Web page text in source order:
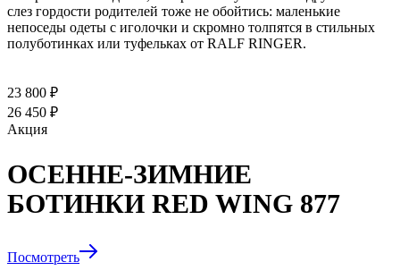
слез гордости родителей тоже не обойтись: маленькие
непоседы одеты с иголочки и скромно толпятся в стильных
полуботинках или туфельках от RALF RINGER.
23 800 ₽
26 450 ₽
Акция
ОСЕННЕ-ЗИМНИЕ
БОТИНКИ RED WING 877
Посмотреть